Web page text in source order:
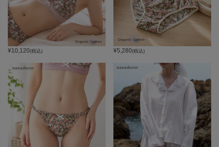
¥10,120(税込) ¥5,280(税込)